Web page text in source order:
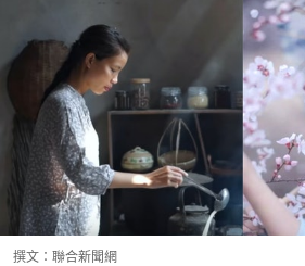
撰文： 聯合新聞網